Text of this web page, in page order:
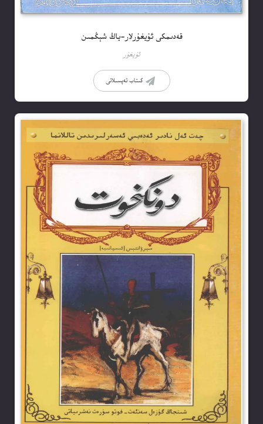
قەدىمكى ئۇيغۇرلار-ياڭ شېڭمىن
ئۇيغۇر
كىتاب تەپسىلاتى